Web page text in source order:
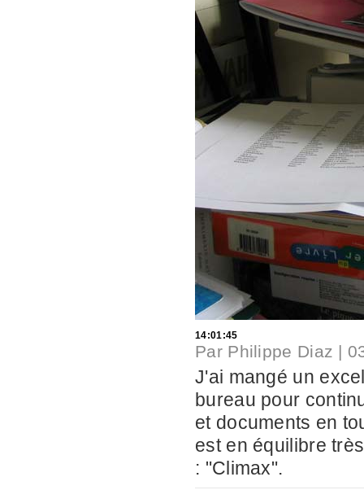
14:01:45
Par Philippe Diaz |
J'ai mangé un
bureau pour
et documents en
est en équilibre
: "Climax".